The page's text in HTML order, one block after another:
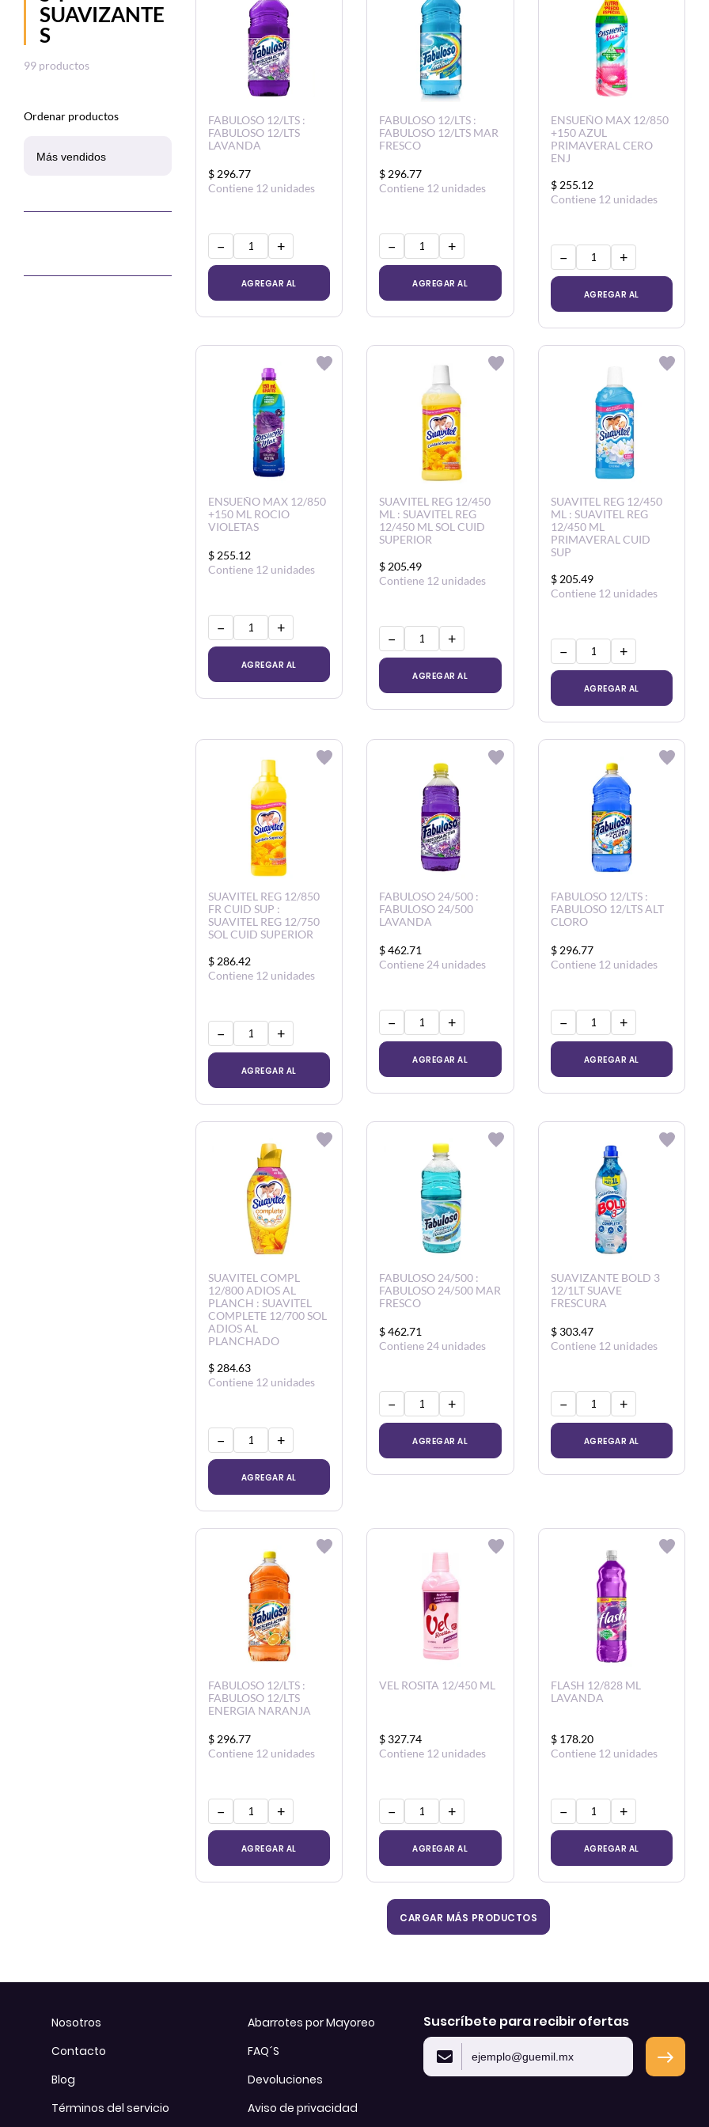
Todos los Productos
SUAVIZANTE
S
99 productos
Ordenar productos
FABULOSO 12/LTS :
FABULOSO 12/LTS
LAVANDA
$ 296.77
Contiene 12 unidades
− +
AGREGAR AL
CARRITO
FABULOSO 12/LTS :
FABULOSO 12/LTS MAR
FRESCO
$ 296.77
Contiene 12 unidades
− +
AGREGAR AL
CARRITO
ENSUEÑO MAX 12/850
+150 AZUL
PRIMAVERAL CERO
ENJ
$ 255.12
Contiene 12 unidades
− +
AGREGAR AL
CARRITO
ENSUEÑO MAX 12/850
+150 ML ROCIO
VIOLETAS
$ 255.12
Contiene 12 unidades
− +
AGREGAR AL
CARRITO
SUAVITEL REG 12/450
ML : SUAVITEL REG
12/450 ML SOL CUID
SUPERIOR
$ 205.49
Contiene 12 unidades
− +
AGREGAR AL
CARRITO
SUAVITEL REG 12/450
ML : SUAVITEL REG
12/450 ML
PRIMAVERAL CUID
SUP
$ 205.49
Contiene 12 unidades
− +
AGREGAR AL
CARRITO
SUAVITEL REG 12/850
FR CUID SUP :
SUAVITEL REG 12/750
SOL CUID SUPERIOR
$ 286.42
Contiene 12 unidades
− +
AGREGAR AL
CARRITO
FABULOSO 24/500 :
FABULOSO 24/500
LAVANDA
$ 462.71
Contiene 24 unidades
− +
AGREGAR AL
CARRITO
FABULOSO 12/LTS :
FABULOSO 12/LTS ALT
CLORO
$ 296.77
Contiene 12 unidades
− +
AGREGAR AL
CARRITO
SUAVITEL COMPL
12/800 ADIOS AL
PLANCH : SUAVITEL
COMPLETE 12/700 SOL
ADIOS AL
PLANCHADO
$ 284.63
Contiene 12 unidades
− +
AGREGAR AL
CARRITO
FABULOSO 24/500 :
FABULOSO 24/500 MAR
FRESCO
$ 462.71
Contiene 24 unidades
− +
AGREGAR AL
CARRITO
SUAVIZANTE BOLD 3
12/1LT SUAVE
FRESCURA
$ 303.47
Contiene 12 unidades
− +
AGREGAR AL
CARRITO
FABULOSO 12/LTS :
FABULOSO 12/LTS
ENERGIA NARANJA
$ 296.77
Contiene 12 unidades
− +
AGREGAR AL
CARRITO
VEL ROSITA 12/450 ML
$ 327.74
Contiene 12 unidades
− +
AGREGAR AL
CARRITO
FLASH 12/828 ML
LAVANDA
$ 178.20
Contiene 12 unidades
− +
AGREGAR AL
CARRITO
CARGAR MÁS PRODUCTOS
Nosotros
Contacto
Blog
Términos del servicio
Abarrotes por Mayoreo
FAQ´S
Devoluciones
Aviso de privacidad
Suscríbete para recibir ofertas